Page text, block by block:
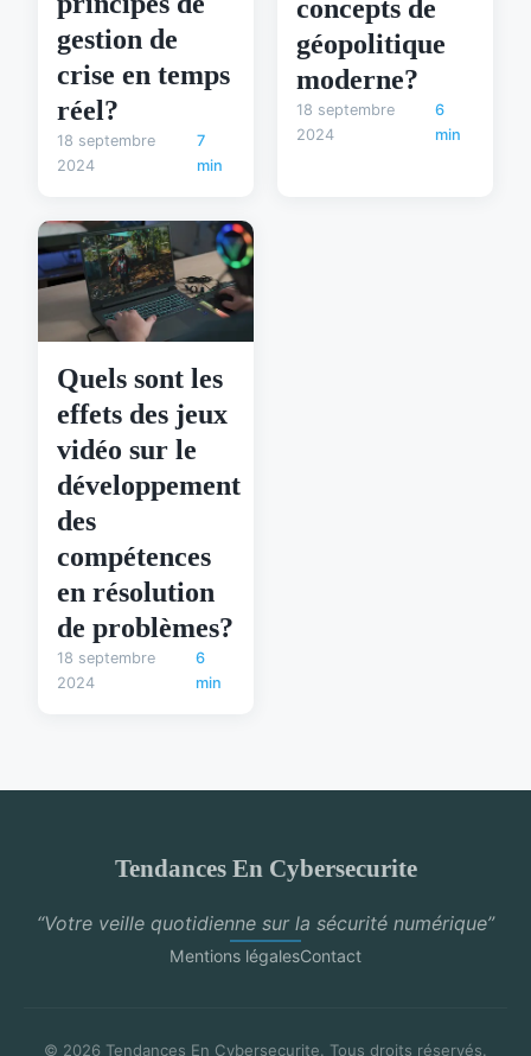
gestion de
crise en temps
réel?
18 septembre
2024
7
min
concepts de
géopolitique
moderne?
18 septembre
2024
6
min
Quels sont les
effets des jeux
vidéo sur le
développement
des
compétences
en résolution
de problèmes?
18 septembre
2024
6
min
Tendances En Cybersecurite
“Votre veille quotidienne sur la sécurité numérique”
Mentions légalesContact
© 2026 Tendances En Cybersecurite. Tous droits réservés.